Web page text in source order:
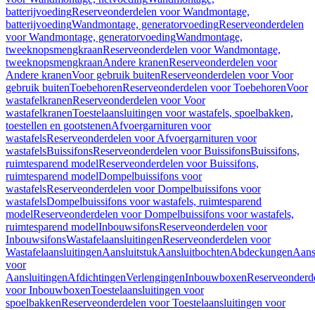
batterijvoedingReserveonderdelen voor Wandmontage,
batterijvoedingWandmontage, generatorvoedingReserveonderdelen
voor Wandmontage, generatorvoedingWandmontage,
tweeknopsmengkraanReserveonderdelen voor Wandmontage,
tweeknopsmengkraanAndere kranenReserveonderdelen voor
Andere kranenVoor gebruik buitenReserveonderdelen voor Voor
gebruik buitenToebehorenReserveonderdelen voor ToebehorenVoor
wastafelkranenReserveonderdelen voor Voor
wastafelkranenToestelaansluitingen voor wastafels, spoelbakken,
toestellen en gootstenenAfvoergarnituren voor
wastafelsReserveonderdelen voor Afvoergarnituren voor
wastafelsBuissifonsReserveonderdelen voor BuissifonsBuissifons,
ruimtesparend modelReserveonderdelen voor Buissifons,
ruimtesparend modelDompelbuissifons voor
wastafelsReserveonderdelen voor Dompelbuissifons voor
wastafelsDompelbuissifons voor wastafels, ruimtesparend
modelReserveonderdelen voor Dompelbuissifons voor wastafels,
ruimtesparend modelInbouwsifonsReserveonderdelen voor
InbouwsifonsWastafelaansluitingenReserveonderdelen voor
WastafelaansluitingenAansluitstukAansluitbochtenAbdeckungen
voor
AansluitingenAfdichtingenVerlengingenInbouwboxen
voor InbouwboxenToestelaansluitingen voor
spoelbakkenReserveonderdelen voor Toestelaansluitingen voor